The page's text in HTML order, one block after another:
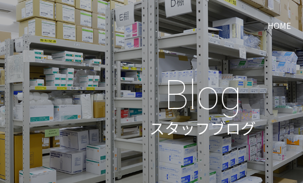
HOME
Blog
スタッフブログ